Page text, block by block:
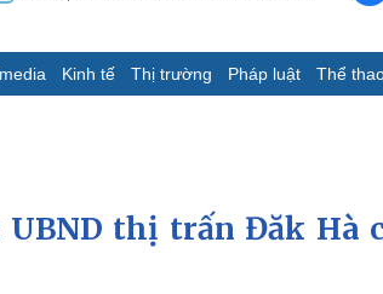
Kinh tế Thị trường Pháp luật Thể
thị trấn Đăk Hà